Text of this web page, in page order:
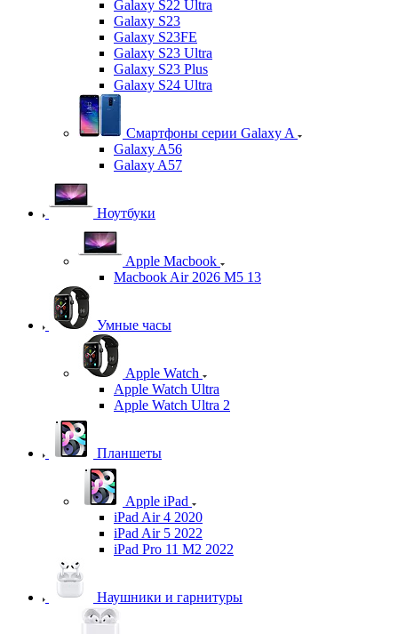
Galaxy S22 Ultra
Galaxy S23
Galaxy S23FE
Galaxy S23 Ultra
Galaxy S23 Plus
Galaxy S24 Ultra
Смартфоны серии Galaxy A
Galaxy A56
Galaxy A57
Ноутбуки
Apple Macbook
Macbook Air 2026 M5 13
Умные часы
Apple Watch
Apple Watch Ultra
Apple Watch Ultra 2
Планшеты
Apple iPad
iPad Air 4 2020
iPad Air 5 2022
iPad Pro 11 M2 2022
Наушники и гарнитуры